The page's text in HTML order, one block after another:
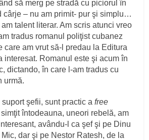
să merg pe stradă cu piciorul în
cârje – nu am primit- pur şi simplu…
talent literar. Am scris atunci vreo
tradus romanul poliţist cubanez
care am vrut să-l predau la Editura
interesat. Romanul este şi acum în
dictando, în care l-am tradus cu
urmă.
suport şefii, sunt practic afree
întodeauna, uneori rebelă, am
avându-l ca şef şi pe Dinu
dar şi pe Nestor Ratesh, de la